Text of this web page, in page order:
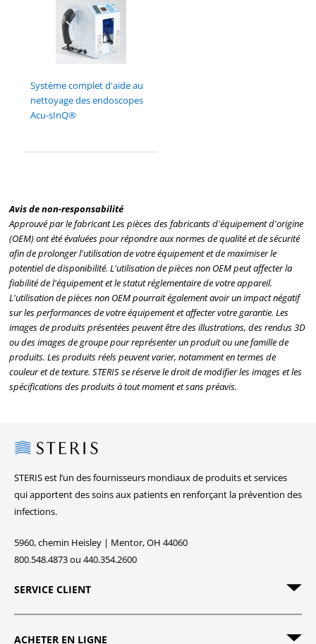
Système complet d'aide au
nettoyage des endoscopes
Acu-sInQ®
Avis de non-responsabilité
Approuvé par le fabricant Les pièces des fabricants d'équipement d'origine
(OEM) ont été évaluées pour répondre aux normes de qualité et de sécurité
afin de prolonger l'utilisation de votre équipement et de maximiser le
potentiel de disponibilité. L'utilisation de pièces non OEM peut affecter la
fiabilité de l'équipement et le statut réglementaire de votre appareil.
L'utilisation de pièces non OEM pourrait également avoir un impact négatif
sur les performances de votre équipement et affecter votre garantie. Les
images de produits présentées peuvent être des illustrations, des rendus 3D
ou des images de groupe pour représenter un produit ou une famille de
produits. Les produits réels peuvent varier, notamment en termes de
couleur et de texture. STERIS se réserve le droit de modifier les images et les
spécifications des produits à tout moment et sans préavis.
Steris
STERIS est l’un des fournisseurs mondiaux de produits et services
qui apportent des soins aux patients en renforçant la prévention des
infections.
5960, chemin Heisley | Mentor, OH 44060
800.548.4873 ou 440.354.2600
SERVICE CLIENT
ACHETER EN LIGNE